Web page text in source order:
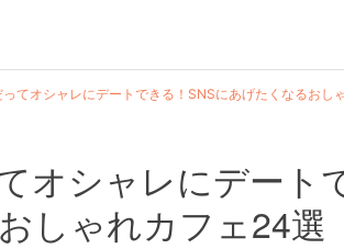
ってオシャレにデートできる！SNSにあげたくなるおし
オシャレにデート
しゃれカフェ24選